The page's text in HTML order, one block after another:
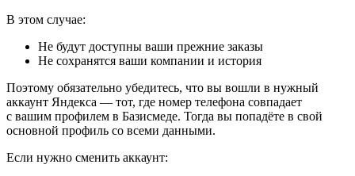
В этом случае:
Не будут доступны ваши прежние заказы
Не сохранятся ваши компании и история
Поэтому обязательно убедитесь, что вы вошли в нужный
аккаунт Яндекса — тот, где номер телефона совпадает
с вашим профилем в Базисмеде. Тогда вы попадёте в свой
основной профиль со всеми данными.
Если нужно сменить аккаунт: